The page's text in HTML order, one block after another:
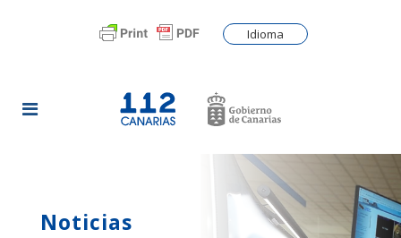
Idioma
Noticias